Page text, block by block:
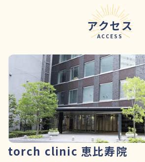
アクセス
ACCESS
torch clinic 恵比寿院